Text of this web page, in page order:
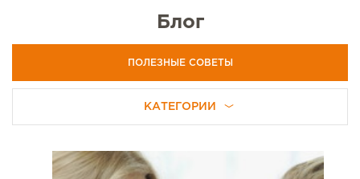
Блог
ПОЛЕЗНЫЕ СОВЕТЫ
КАТЕГОРИИ